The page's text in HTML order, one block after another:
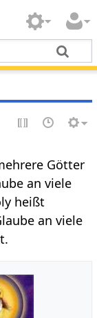
Götter
an viele
heißt
an viele